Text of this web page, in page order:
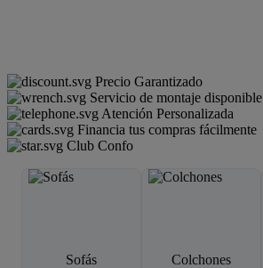
Precio Garantizado
Servicio de montaje disponible
Atención Personalizada
Financia tus compras fácilmente
Club Confo
Sofás Colchones